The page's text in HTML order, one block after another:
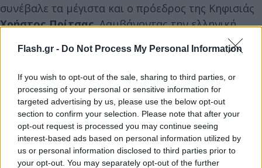
Flash.gr - Do Not Process My Personal Information
If you wish to opt-out of the sale, sharing to third parties, or
processing of your personal or sensitive information for
targeted advertising by us, please use the below opt-out
section to confirm your selection. Please note that after your
opt-out request is processed you may continue seeing
interest-based ads based on personal information utilized by
us or personal information disclosed to third parties prior to
your opt-out. You may separately opt-out of the further
συνέβαλε τα μέγιστα και ο πρόεδρος της Κηφισιάς
Χρήστος Πρίτσας. Λαμβάνοντας την ελληνική
Χριστιανός Ορθόδοξος, επίσης από τονπρόεδρο
της Κηφισιάς
που -όπως αναφέρει- «τον νιώθω ως
πατέρα μου».